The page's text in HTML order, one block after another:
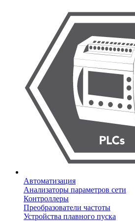
Автоматизация
Анализаторы параметров сети
Контроллеры
Преобразователи частоты
Устройства плавного пуска